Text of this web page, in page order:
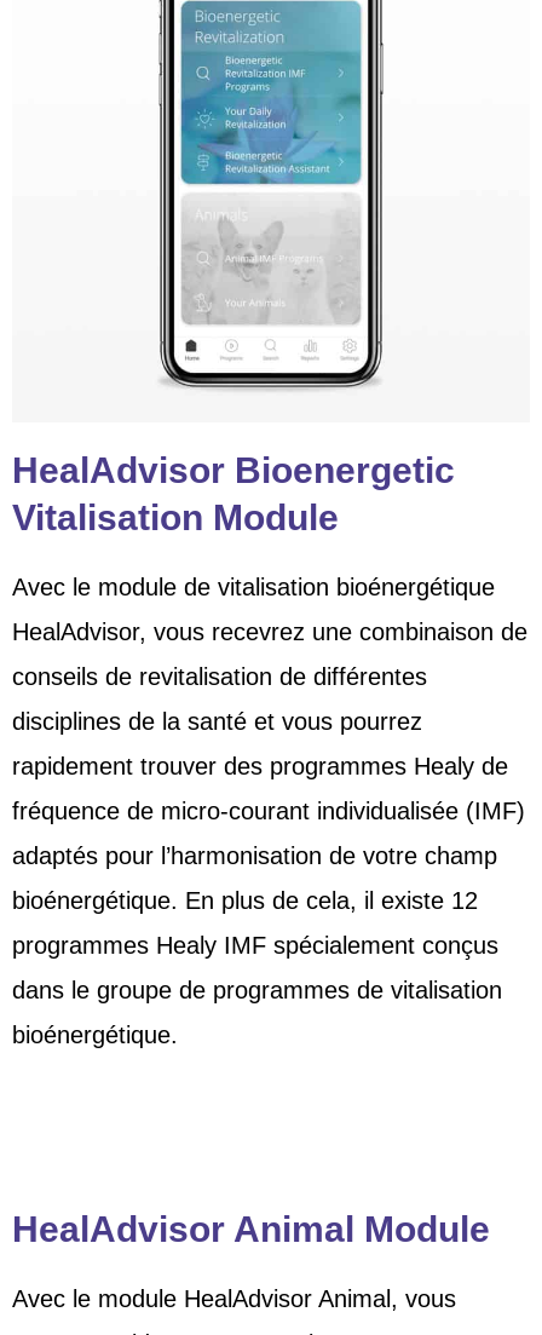
HealAdvisor Bioenergetic
Vitalisation Module
Avec le module de vitalisation bioénergétique
HealAdvisor, vous recevrez une combinaison de
conseils de revitalisation de différentes
disciplines de la santé et vous pourrez
rapidement trouver des programmes Healy de
fréquence de micro-courant individualisée (IMF)
adaptés pour l’harmonisation de votre champ
bioénergétique. En plus de cela, il existe 12
programmes Healy IMF spécialement conçus
dans le groupe de programmes de vitalisation
bioénergétique.
HealAdvisor Animal Module
Avec le module HealAdvisor Animal, vous